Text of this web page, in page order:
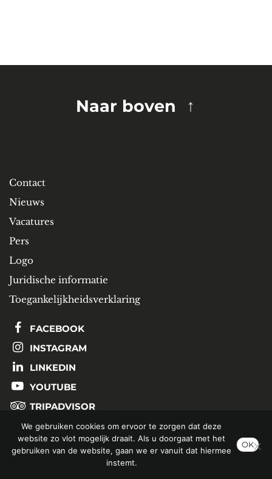
Naar boven
Contact
Nieuws
Vacatures
Pers
Logo
Juridische informatie
Toegankelijkheidsverklaring
FACEBOOK
INSTAGRAM
LINKEDIN
YOUTUBE
TRIPADVISOR
SCHRIJF U IN OP ONZE NIEUWSBRIEF
We gebruiken cookies om ervoor te zorgen dat deze
website zo vlot mogelijk draait. Als u doorgaat met het
gebruiken van de website, gaan we er vanuit dat hiermee
instemt.
OK